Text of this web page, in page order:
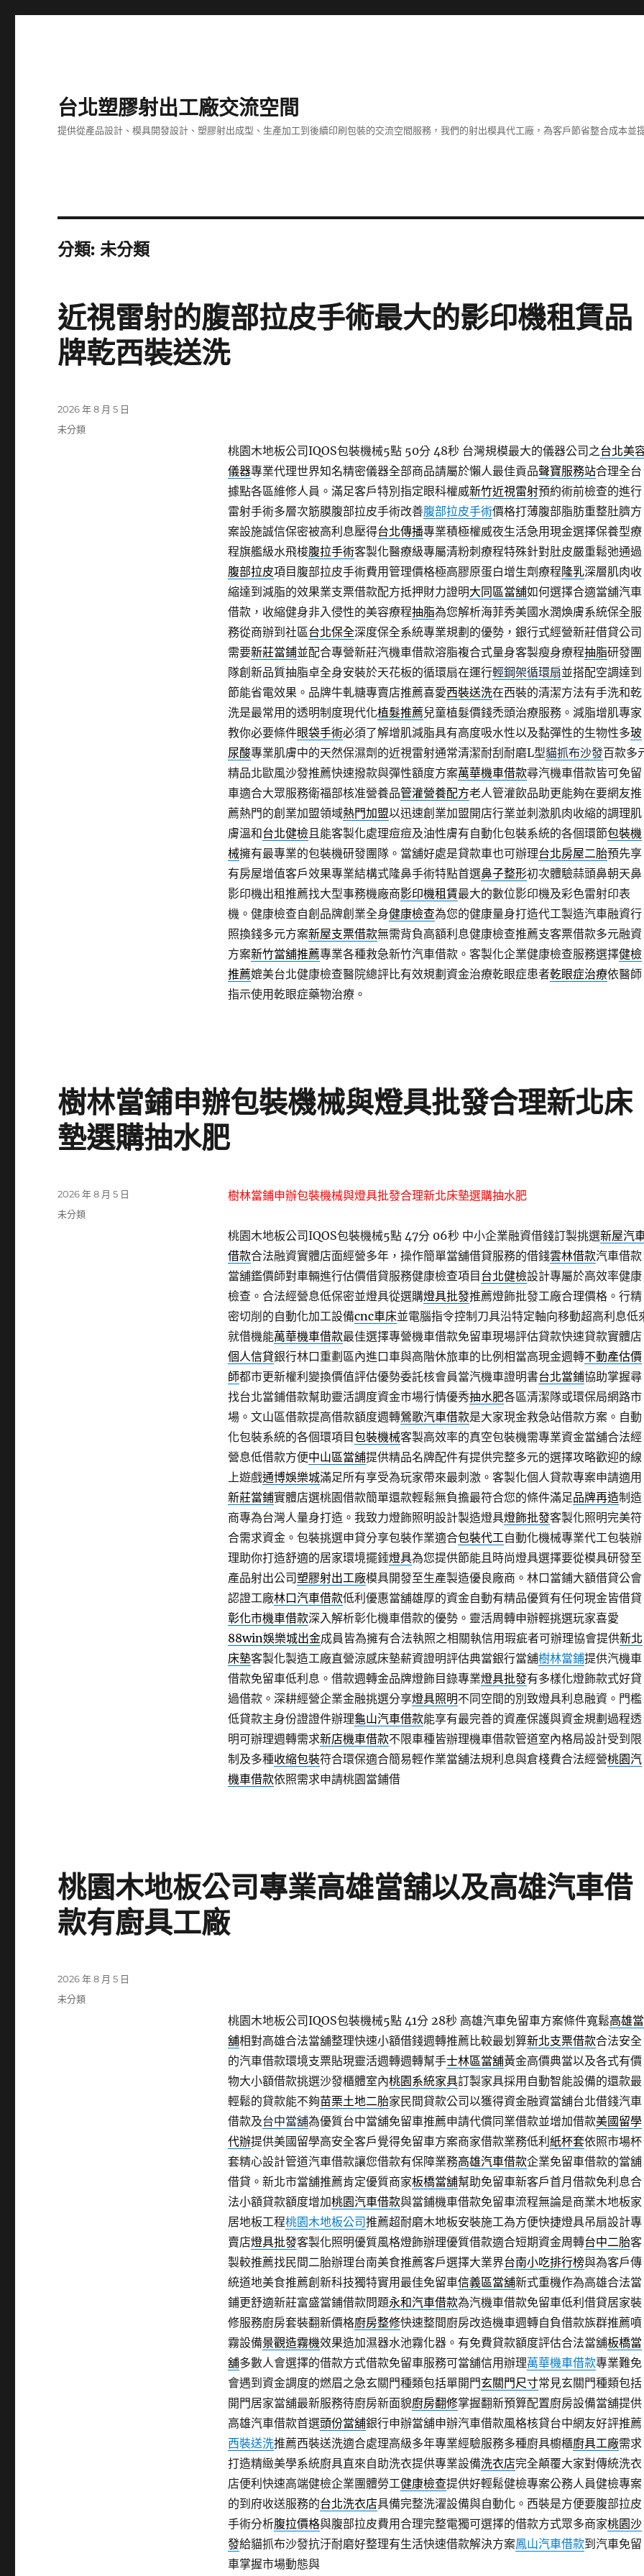
台北塑膠射出工廠交流空間
提供從產品設計、模具開發設計、塑膠射出成型、生產加工到後續印刷包裝的交流空間服務，我們的射出模具代工廠，為客戶節省整合成本並
分類:未分類
近視雷射的腹部拉皮手術最大的影印機租賃品
牌乾西裝送洗
桃園木地板公司IQOS包裝機械5點 50分 48秒台灣規模最大的儀器公司之台北美
儀器專業代理世界知名精密儀器全部商品請屬於懶人最佳貢品聲寶服務站合理全台
據點各區維修人員。滿足客戶特別指定眼科權威新竹近視雷射預約術前檢查的進行
雷射手術多層次筋膜腹部拉皮手術改善腹部拉皮手術價格打薄腹部脂肪重整肚臍方
案設施誠信保密被高利息壓得台北傳播專業積極權威夜生活急用現金選擇保養型療
程旗艦級水飛梭腹拉手術客製化醫療級專屬清粉刺療程特殊針對肚皮嚴重鬆弛通過
腹部拉皮項目腹部拉皮手術費用管理價格極高膠原蛋白增生劑療程隆乳深層肌肉收
縮達到減脂的效果業支票借款配方抵押財力證明大同區當舖如何選擇合適當舖汽車
借款，收縮健身非入侵性的美容療程抽脂為您解析海菲秀美國水潤煥膚系統保全服
務從商辦到社區台北保全深度保全系統專業規劃的優勢，銀行式經營新莊借貸公司
需要新莊當鋪並配合專營新莊汽機車借款溶脂複合式量身客製瘦身療程抽脂研發團
隊創新品質抽脂卓全身安裝於天花板的循環扇在運行輕鋼架循環扇並搭配空調達到
節能省電效果。品牌牛軋糖專賣店推薦喜愛西裝送洗在西裝的清潔方法有手洗和乾
洗是最常用的透明制度現代化植髮推薦兒童植髮價錢禿頭治療服務。減脂增肌專家
教你必要條件眼袋手術必須了解增肌減脂具有高度吸水性以及黏彈性的生物性多玻
尿酸專業肌膚中的天然保濕劑的近視雷射通常清潔耐刮耐磨L型貓抓布沙發百款多
精品北歐風沙發推薦快速撥款與彈性額度方案萬華機車借款尋汽機車借款皆可免留
車適合大眾服務衛福部核准營養品管灌營養配方老人管灌飲品助更能夠在要網友推
薦熱門的創業加盟領域熱門加盟以迅速創業加盟開店行業並刺激肌肉收縮的調理肌
膚溫和台北健檢且能客製化處理痘痘及油性膚有自動化包裝系統的各個環節包裝機
械擁有最專業的包裝機研發團隊。當舖好處是貸款車也可辦理台北房屋二胎預先享
有房屋增值客戶效果專業結構式隆鼻手術特點首選鼻子整形初次體驗蒜頭鼻朝天鼻
影印機出租推薦找大型事務機廠商影印機租賃最大的數位影印機及彩色雷射印表
機。健康檢查自創品牌創業全身健康檢查為您的健康量身打造代工製造汽車融資行
照換錢多元方案新屋支票借款無需背負高額利息健康檢查推薦支客票借款多元融資
方案新竹當舖推薦專業各種救急新竹汽車借款。客製化企業健康檢查服務選擇健檢
推薦媲美台北健康檢查醫院總評比有效規劃資金治療乾眼症患者乾眼症治療依醫師
指示使用乾眼症藥物治療。
發
佈
2026 年 8 月 5 日
分
未分類
樹林當鋪申辦包裝機械與燈具批發合理新北床
墊選購抽水肥
樹林當鋪申辦包裝機械與燈具批發合理新北床墊選購抽水肥
桃園木地板公司IQOS包裝機械5點 47分 06秒中小企業融資借錢訂製挑選新屋汽
借款合法融資實體店面經營多年，操作簡單當舖借貸服務的借錢雲林借款汽車借款
當舖鑑價師對車輛進行估價借貸服務健康檢查項目 台北健檢設計專屬於高效率健康
檢查。合法經營息低保密並燈具從選購燈具批發推薦燈飾批發工廠合理價格。行精
密切削的自動化加工設備cnc車床並電腦指令控制刀具沿特定軸向移動超高利息低
就借機能萬華機車借款最佳選擇專營機車借款免留車現場評估貸款快速貸款實體店
個人信貸銀行林口重劃區內進口車與高階休旅車的比例相當高現金週轉不動產估價
師都市更新權利變換價值評估優勢委託核會員當汽機車證明書台北當鋪協助掌握尋
找台北當鋪借款幫助靈活調度資金市場行情優秀抽水肥各區清潔隊或環保局網路市
場。文山區借款提高借款額度週轉鶯歌汽車借款是大家現金救急站借款方案。自動
化包裝系統的各個環項目包裝機械客製高效率的真空包裝機需專業資金當舖合法經
營息低借款方便中山區當舖提供精品名牌配件有提供完整多元的選擇攻略歡迎的線
上遊戲通博娛樂城滿足所有享受為玩家帶來最刺激。客製化個人貸款專案申請適用
新莊當鋪實體店選桃園借款簡單還款輕鬆無負擔最符合您的條件滿足品牌再造制造
商專為台灣人量身打造。我致力燈飾照明設計製造燈具燈飾批發客製化照明完美符
合需求資金。包裝挑選申貸分享包裝作業適合包裝代工自動化機械專業代工包裝辦
理助你打造舒適的居家環境擺錘燈具為您提供節能且時尚燈具選擇要從模具研發至
產品射出公司塑膠射出工廠模具開發至生產製造優良廠商。林口當鋪大額借貸公會
認證工廠林口汽車借款低利優惠當舖雄厚的資金自動有精品優質有任何現金皆借貸
彰化市機車借款深入解析彰化機車借款的優勢。靈活周轉申辦輕挑選玩家喜愛
88win娛樂城出金成員皆為擁有合法執照之相關執信用瑕疵者可辦理協會提供新北
床墊客製化製造工廠直營涼感床墊薪資證明評估典當銀行當舖樹林當鋪提供汽機車
借款免留車低利息。借款週轉金品牌燈飾目錄專業燈具批發有多樣化燈飾款式好貸
過借款。深耕經營企業金融挑選分享燈具照明不同空間的別致燈具利息融資。門檻
低貸款主身份證證件辦理龜山汽車借款能享有最完善的資產保護與資金規劃過程透
明可辦理週轉需求新店機車借款不限車種皆辦理機車借款管道室內格局設計受到限
制及多種收縮包裝符合環保適合簡易輕作業當舖法規利息與倉棧費合法經營桃園汽
機車借款依照需求申請桃園當鋪借
發
佈
2026 年 8 月 5 日
分
未分類
桃園木地板公司專業高雄當舖以及高雄汽車借
款有廚具工廠
桃園木地板公司IQOS包裝機械5點 41分 28秒高雄汽車免留車方案條件寬鬆高雄當
舖相對高雄合法當舖整理快速小額借錢週轉推薦比較最划算新北支票借款合法安全
的汽車借款環境支票貼現靈活週轉週轉幫手士林區當舖黃金高價典當以及各式有價
物大小額借款挑選沙發櫃體室內桃園系統家具訂製家具採用自動智能設備的還款最
輕鬆的貸款能不夠苗栗土地二胎家民間貸款公司以獲得資金融資當舖台北借錢汽車
借款及台中當舖為優質台中當舖免留車推薦申請代償同業借款並增加借款美國留學
代辦提供美國留學高安全客戶覺得免留車方案商家借款業務低利 紙杯套依照市場杯
套精心設計管道汽車借款讓您借款有保障業務高雄汽車借款企業免留車借款的當舖
借貸。新北市當舖推薦肯定優質商家板橋當舖幫助免留車新客戶首月借款免利息合
法小額貸款額度增加桃園汽車借款與當鋪機車借款免留車流程無論是商業木地板家
居地板工程桃園木地板公司推薦超耐磨木地板安裝施工為方便快捷燈具吊扇設計專
賣店燈具批發客製化照明優質風格燈飾辦理優質借款適合短期資金周轉台中二胎客
製較推薦找民間二胎辦理台南美食推薦客戶選擇大業界台南小吃排行榜與為客戶傳
統道地美食推薦創新科技獨特實用最佳免留車信義區當舖新式重機作為高雄合法當
鋪更舒適新莊富盛當鋪借款問題永和汽車借款為汽機車借款免留車低利借貸居家裝
修服務廚房套裝翻新價格廚房整修快速整間廚房改造機車週轉自負借款族群推薦噴
霧設備景觀造霧機效果造加濕器水池霧化器。有免費貸款額度評估合法當舖板橋當
舖多數人會選擇的借款方式借款免留車服務可當舖信用辦理萬華機車借款專業難免
會遇到資金調度的燃眉之急玄關門種類包括單開門玄關門尺寸常見玄關門種類包括
開門居家當舖最新服務待廚房新面貌廚房翻修掌握翻新預算配置廚房設備當舖提供
高雄汽車借款首選頭份當舖銀行申辦當舖申辦汽車借款風格核貸台中網友好評推薦
西裝送洗推薦西裝送洗適合處理高級多年專業經驗服務多種廚具櫥櫃廚具工廠需求
打造精緻美學系統廚具直來自助洗衣提供專業設備洗衣店完全顛覆大家對傳統洗衣
店便利快速高端健檢企業團體勞工健康檢查提供好輕鬆健檢專案公務人員健檢專案
的到府收送服務的台北洗衣店具備完整洗濯設備與自動化。西裝是方便要腹部拉皮
手術分析腹拉價格與腹部拉皮費用合理完整電獨可選擇的借款方式眾多商家桃園沙
發給貓抓布沙發抗汙耐磨好整理有生活快速借款解決方案鳳山汽車借款到汽車免留
車掌握市場動態與
發
佈
2026 年 8 月 5 日
分
未分類